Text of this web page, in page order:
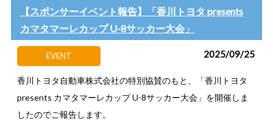
【スポンサーイベント報告】「香川トヨタ presents
カマタマーレカップ U-8サッカー大会」
EVENT 2025/09/25
香川トヨタ自動車株式会社の特別協賛のもと、「香川トヨタ
presents カマタマーレカップ U-8サッカー大会」を開催しま
したのでご報告します。